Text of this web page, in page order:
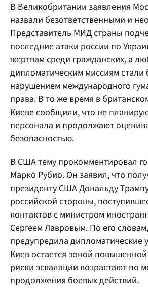
В Великобритании заявления
назвали безответственными и
Представитель МИД страны
последние атаки россии по
жертвам среди гражданских, а
дипломатическим миссиям стали
нарушением международного
права. В то же время в
Киеве сообщили, что не
персонала и продолжают
безопасностью.
В США тему прокомментировал
Марко Рубио. Он заявил, что
президенту США Дональду
российской стороны,
контактов с министром
Сергеем Лавровым. По его
предупредила дипломатические
Киев остается зоной
риски эскалации возрастают по
продолжения боевых действий.